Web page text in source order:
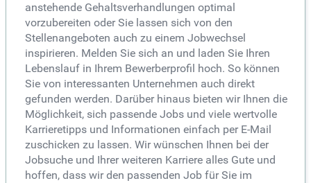
anstehende Gehaltsverhandlungen optimal
vorzubereiten oder Sie lassen sich von den
Stellenangeboten auch zu einem Jobwechsel
inspirieren. Melden Sie sich an und laden Sie Ihren
Lebenslauf in Ihrem Bewerberprofil hoch. So können
Sie von interessanten Unternehmen auch direkt
gefunden werden. Darüber hinaus bieten wir Ihnen die
Möglichkeit, sich passende Jobs und viele wertvolle
Karrieretipps und Informationen einfach per E-Mail
zuschicken zu lassen. Wir wünschen Ihnen bei der
Jobsuche und Ihrer weiteren Karriere alles Gute und
hoffen, dass wir den passenden Job für Sie im